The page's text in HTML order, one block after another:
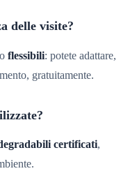
delle visite?
flessibili: potete adattare,
gratuitamente.
certificati,